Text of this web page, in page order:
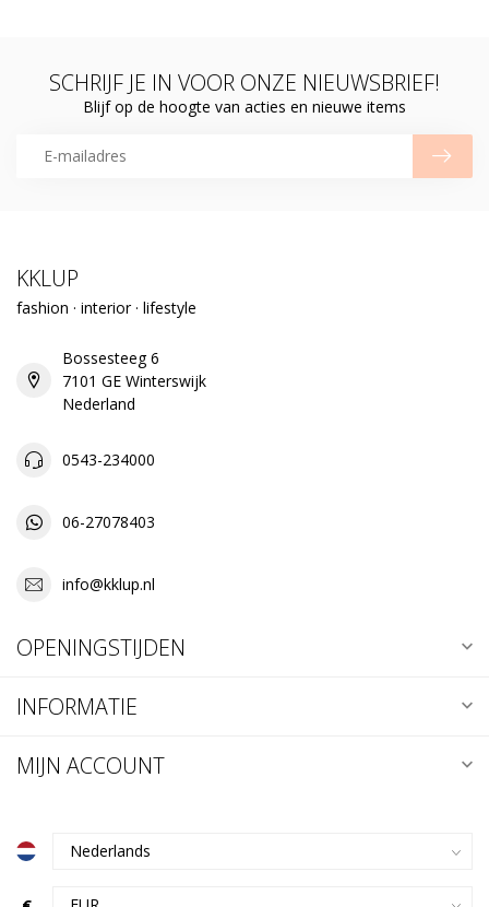
SCHRIJF JE IN VOOR ONZE NIEUWSBRIEF!
Blijf op de hoogte van acties en nieuwe items
KKLUP
fashion · interior · lifestyle
Bossesteeg 6
7101 GE Winterswijk
Nederland
0543-234000
06-27078403
info@kklup.nl
OPENINGSTIJDEN
INFORMATIE
MIJN ACCOUNT